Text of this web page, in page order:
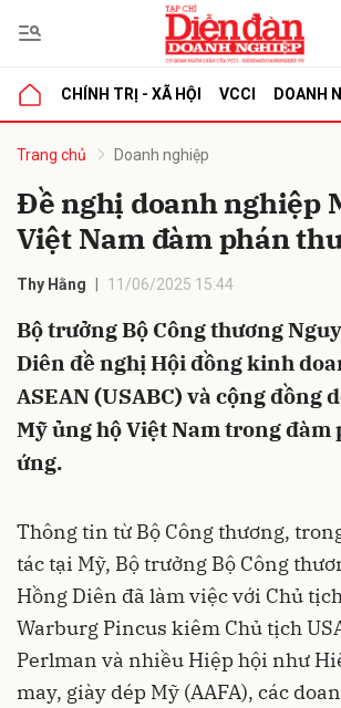
CHÍNH TRỊ - XÃ HỘI VCCI DOANH
Trang chủ Doanh nghiệp
Đề nghị doanh nghiệp
Việt Nam đàm phán
Thy Hằng 11/06/2025 15:44
Bộ trưởng Bộ Công thương
Diên đề nghị Hội đồng kinh
ASEAN (USABC) và cộng đồng
Mỹ ủng hộ Việt Nam trong đàm
ứng.
Thông tin từ Bộ Công thương,
tác tại Mỹ, Bộ trưởng Bộ Công
Hồng Diên đã làm việc với Chủ
Warburg Pincus kiêm Chủ tịch
Perlman và nhiều Hiệp hội như
may, giày dép Mỹ (AAFA), các
luận